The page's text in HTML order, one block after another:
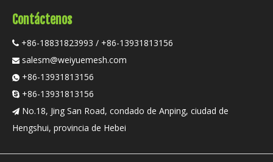
Contáctenos
 +86-18831823993 / +86-13931813156
 salesm@weiyuemesh.com
 +86-13931813156
 +86-13931813156
 No.18, Jing San Road, condado de Anping, ciudad de
Hengshui, provincia de Hebei